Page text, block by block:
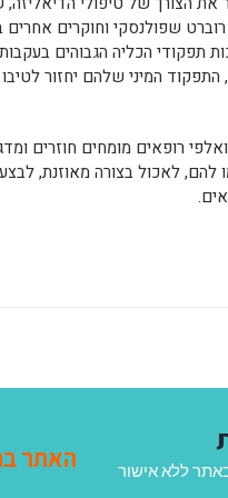
שפולנסקי וחוקרים
תפקודי הכליה הגבוהים
התפקוד המיני שלהם יחזור
רופאים מומחים חוזרים
לאכול בצורה מאוזנת, לבצע
ללא אישור
האתר